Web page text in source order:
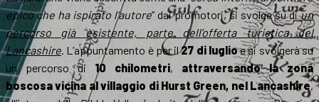
epico che ha ispirato l’autore” dai promotori, si svolge su diun
percorso già esistente, parte dell’offerta turistica del
Lancashire. L’appuntamento è per il27 di luglioe si svolgerà su
un percorso di 10 chilometri, attraversando la zona
boscosa vicina al villaggio di Hurst Green, nel Lancashire,